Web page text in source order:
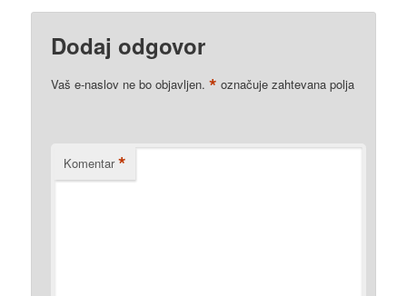
Dodaj odgovor
Vaš e-naslov ne bo objavljen. * označuje zahtevana polja
Komentar *